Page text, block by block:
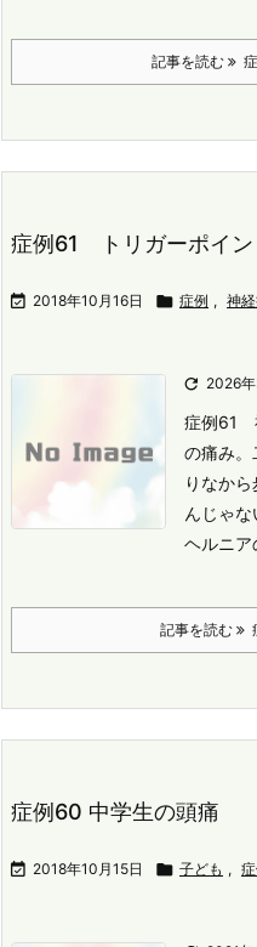
記事を読む
症例61 トリガーポイン
 2018年10月16日  症例 , 神
 2026
症例61
の痛み。
りなから
んじゃな
ヘルニア
記事を読む
症例60 中学生の頭痛
 2018年10月15日  子ども ,